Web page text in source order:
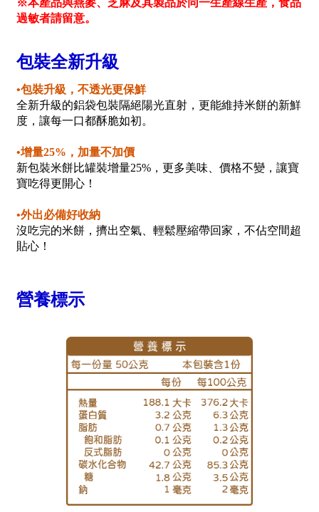
過敏者請留意。
包裝全新升級
•包裝升級，不透光更保鮮
全新升級的鋁袋包裝隔絕陽光直射，更能維持米餅的新鮮
度，讓每一口都酥脆如初。
•增量25%，加量不加價
新包裝米餅比罐裝增量25%，更多美味、價格不變，讓寶
寶吃得更開心！
•外出必備好收納
沒吃完的米餅，擠出空氣、輕鬆壓縮帶回家，不佔空間超
貼心！
營養標示